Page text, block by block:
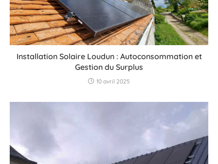
Installation Solaire Loudun : Autoconsommation et
Gestion du Surplus
10 avril 2025